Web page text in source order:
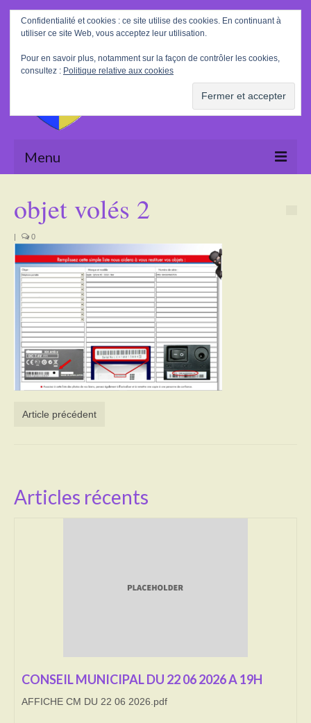
Rechercher
:
Menu
La Mairie
Le village
Tourisme
Actualités
Activités
Poésie
Contact
Heures d’ouverture
Infos utiles
Cimetière
Culte
objet volés 2
| 0
Article précédent
Articles récents
CONSEIL MUNICIPAL DU 22 06 2026 A 19H
AFFICHE CM DU 22 06 2026.pdf
Confidentialité et cookies : ce site utilise des cookies. En continuant à
utiliser ce site Web, vous acceptez leur utilisation.
Pour en savoir plus, notamment sur la façon de contrôler les cookies,
consultez : Politique relative aux cookies